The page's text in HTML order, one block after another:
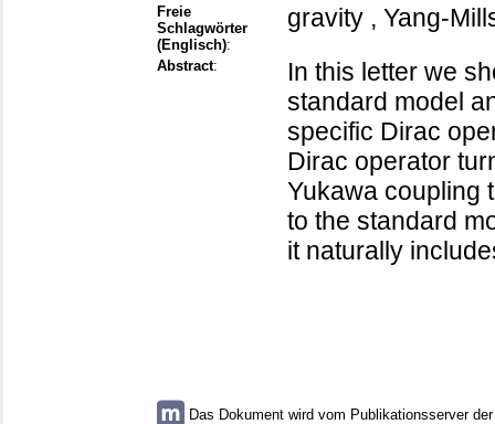
Freie
Schlagwörter
(Englisch):
gravity , Yang-
Abstract:
In this letter we
standard model
specific Dirac
Dirac operator
Yukawa coupling
to the standard
it naturally
Das Dokument wird vom Publikationsserver